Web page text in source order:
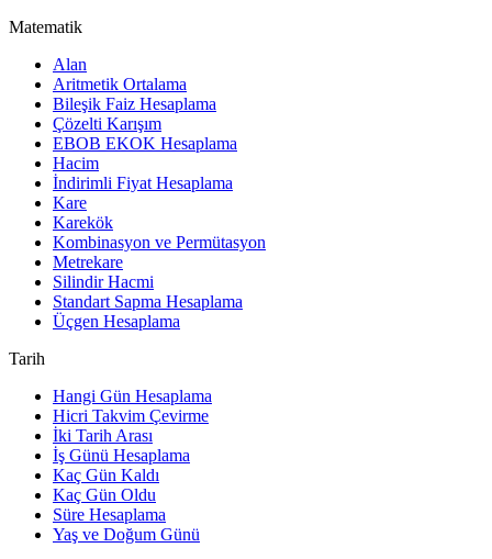
Matematik
Alan
Aritmetik Ortalama
Bileşik Faiz Hesaplama
Çözelti Karışım
EBOB EKOK Hesaplama
Hacim
İndirimli Fiyat Hesaplama
Kare
Karekök
Kombinasyon ve Permütasyon
Metrekare
Silindir Hacmi
Standart Sapma Hesaplama
Üçgen Hesaplama
Tarih
Hangi Gün Hesaplama
Hicri Takvim Çevirme
İki Tarih Arası
İş Günü Hesaplama
Kaç Gün Kaldı
Kaç Gün Oldu
Süre Hesaplama
Yaş ve Doğum Günü